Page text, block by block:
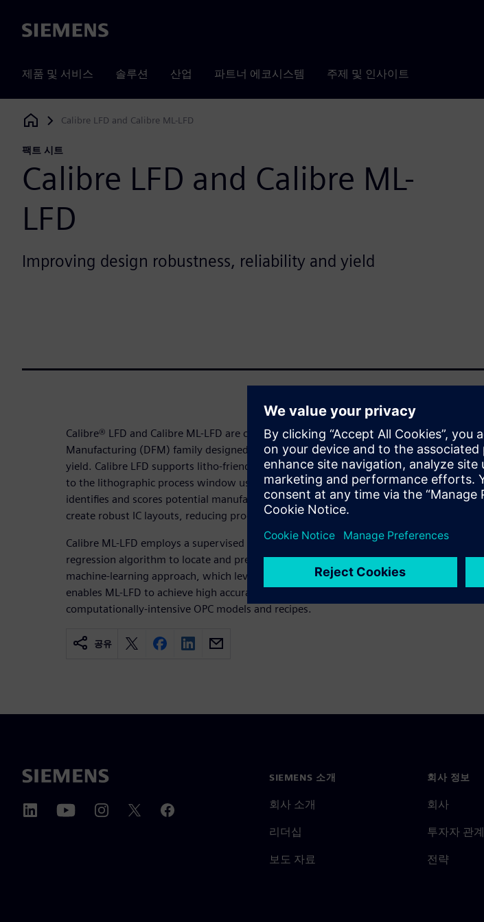
Siemens
제품 및 서비스 솔루션 산업 파트너 에코시스템 주제 및 인사이트
Siemens Digital Industries Software
Calibre LFD and Calibre ML-LFD
팩트 시트
Calibre LFD and Calibre ML-
LFD
Improving design robustness, reliability and yield
Calibre® LFD and Calibre ML-LFD are critical tools within the Calibre Design for
Manufacturing (DFM) family designed to enhance IC manufacturability and
yield. Calibre LFD supports litho-friendly design by predicting design response
to the lithographic process window using process variation (PV) bands. It
identifies and scores potential manufacturing failures, guiding designers to
create robust IC layouts, reducing process variation.
Calibre ML-LFD employs a supervised machine-learning flow that uses a
regression algorithm to locate and predict potential hotspots in layouts. This
machine-learning approach, which leverages Deep Neural Network (DNN),
enables ML-LFD to achieve high accuracy and bypass the need for
computationally-intensive OPC models and recipes.
공유
SIEMENS 소개
회사 소개
리더십
보도 자료
회사 정보
회사
투자자 관계
전략